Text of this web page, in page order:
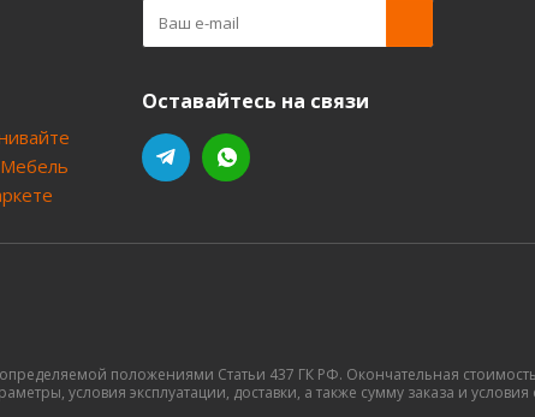
Оставайтесь на связи
положениями Статьи 437 ГК РФ. Окончательная
условия эксплуатации, доставки, а также сумму заказа и условия